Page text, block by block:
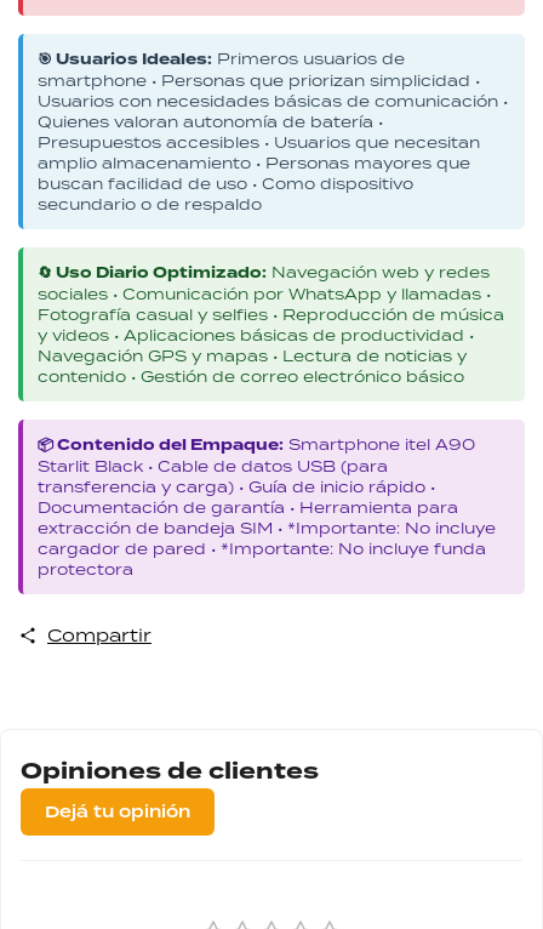
🎯 Usuarios Ideales: Primeros usuarios de
smartphone • Personas que priorizan simplicidad •
Usuarios con necesidades básicas de comunicación •
Quienes valoran autonomía de batería •
Presupuestos accesibles • Usuarios que necesitan
amplio almacenamiento • Personas mayores que
buscan facilidad de uso • Como dispositivo
secundario o de respaldo
🔄 Uso Diario Optimizado: Navegación web y redes
sociales • Comunicación por WhatsApp y llamadas •
Fotografía casual y selfies • Reproducción de música
y videos • Aplicaciones básicas de productividad •
Navegación GPS y mapas • Lectura de noticias y
contenido • Gestión de correo electrónico básico
📦 Contenido del Empaque: Smartphone itel A90
Starlit Black • Cable de datos USB (para
transferencia y carga) • Guía de inicio rápido •
Documentación de garantía • Herramienta para
extracción de bandeja SIM • *Importante: No incluye
cargador de pared • *Importante: No incluye funda
protectora
Compartir
Opiniones de clientes
Dejá tu opinión